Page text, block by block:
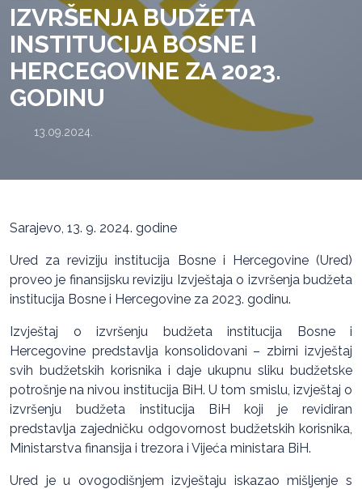
IZVRŠENJA BUDŽETA
INSTITUCIJA BOSNE I
HERCEGOVINE ZA 2023.
GODINU
13.09.2024.
Sarajevo, 13. 9. 2024. godine
Ured za reviziju institucija Bosne i Hercegovine (Ured)
proveo je finansijsku reviziju Izvještaja o izvršenja budžeta
institucija Bosne i Hercegovine za 2023. godinu.
Izvještaj o izvršenju budžeta institucija Bosne i
Hercegovine predstavlja konsolidovani – zbirni izvještaj
svih budžetskih korisnika i daje ukupnu sliku budžetske
potrošnje na nivou institucija BiH. U tom smislu, izvještaj o
izvršenju budžeta institucija BiH koji je revidiran
predstavlja zajedničku odgovornost budžetskih korisnika,
Ministarstva finansija i trezora i Vijeća ministara BiH.
Ured je u ovogodišnjem izvještaju iskazao mišljenje s